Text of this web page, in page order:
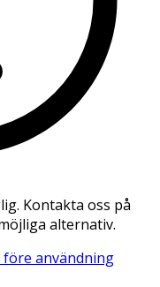
Kontakta oss på
alternativ.
före användning